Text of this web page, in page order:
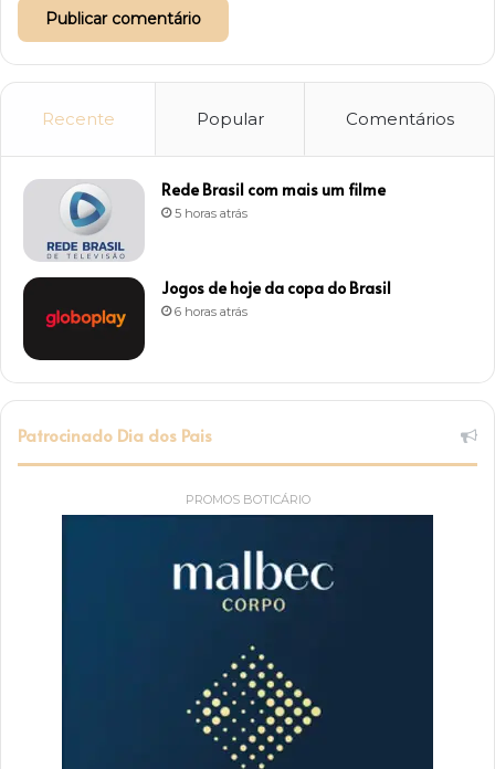
Recente Popular Comentários
Rede Brasil com mais um filme
5 horas atrás
Jogos de hoje da copa do Brasil
6 horas atrás
Patrocinado Dia dos Pais
PROMOS BOTICÁRIO